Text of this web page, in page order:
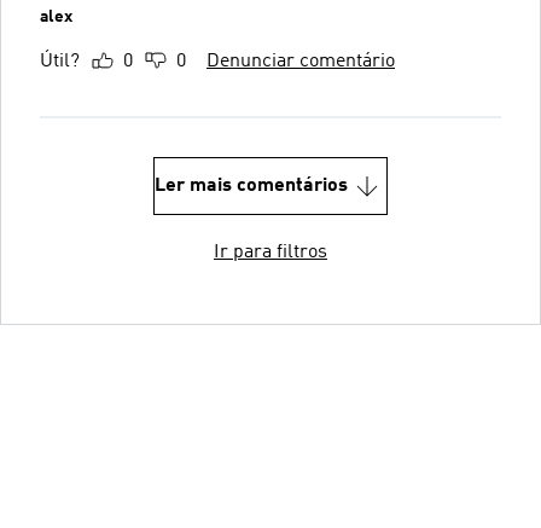
alex
Útil? 0 0 Denunciar comentário
Ler mais comentários
Ir para filtros